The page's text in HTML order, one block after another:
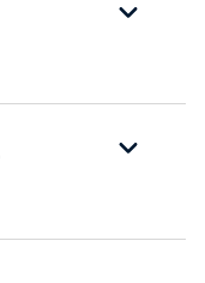
dnů vízum.
kdy
jak pro
do přírody.